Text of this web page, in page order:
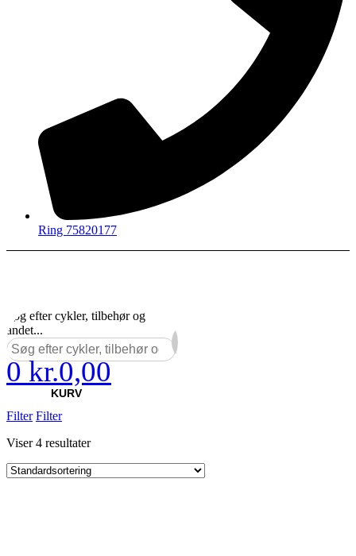
Ring 75820177
Søg efter cykler, tilbehør og
andet...
×
0 kr.0,00
KURV
Filter Filter
Viser 4 resultater